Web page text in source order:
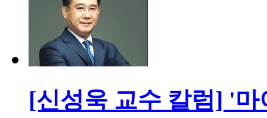
[신성욱 교수 칼럼] '마